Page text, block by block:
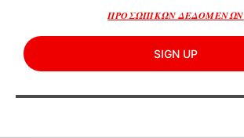
ΠΡΟΣΩΠΙΚΩΝ ΔΕΔΟΜΕΝΩΝ
SIGN UP